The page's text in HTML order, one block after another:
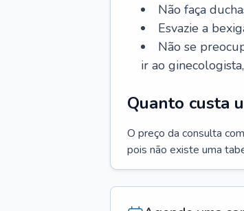
Não faça
Esvazie a
Não se
ir ao
Quanto custa
O preço da consulta
pois não existe uma